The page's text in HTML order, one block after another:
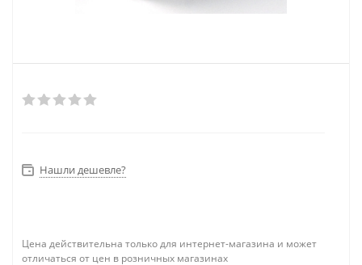
Нашли дешевле?
Цена действительна только для интернет-магазина и может
отличаться от цен в розничных магазинах